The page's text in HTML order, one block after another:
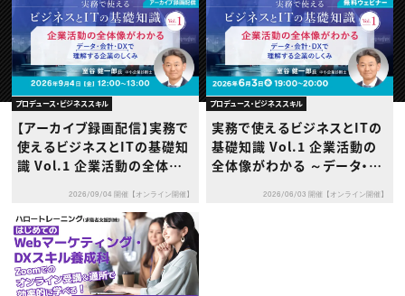
スキルアップしたい！
スキルアップしたい！ トップ
デザイン
プログラミング
動画配信・映像制作
編集・ライティング
マーケティング
ディレクション
業界解説・キャリア事情
お役立ち基礎知識
TOP Creator’s コラム
TOP Creator’s コラム トップ
Webクリエイター
アプリクリエイター
ゲームクリエイター
映像クリエイター
マーケッター
クリエイターインタビュー
C＆R Magazine
セミナー
ニュース・トレンド
ニュース・トレンド トップ
Web
映像
ゲーム・エンタメ
広告
出版
CREATIVE VILLAGEからのお知らせ
プロデュース・ビジネススキル
【アーカイブ録画配信】実務で
使えるビジネスとITの基礎知
識 Vol.1 企業活動の全体像
で理解する企業のしくみ～
2026/09/04 開催【オンライン開催】
プロデュース・ビジネススキル
実務で使えるビジネスとITの
基礎知識 Vol.1 企業活動の
全体像がわかる ～データ・会
2026/06/03 開催【オンライン開催】